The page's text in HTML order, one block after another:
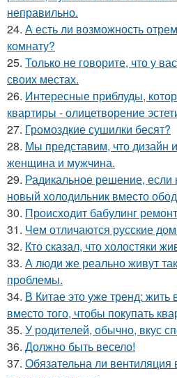
неправильно.
24. А есть ли возможность
комнату?
25. Только не говорите, что у
своих местах.
26. Интересные приблуды,
квартиры - олицетворение
27. Громоздкие сушилки бесят?
28. Мы представим, что дизайн
женщина и мужчина.
29. Радикальное решение, если
новый холодильник вместо
30. Происходит бабулинг
31. Чем отличаются русские
32. Кто сказал, что холостяки
33. А люди же реально живут
проблемы.
34. В Китае это уже тренд:
вместо того, чтобы покупать
35. У родителей, обычно, вкус
36. Должно быть весело!
37. Обязательна ли вентиляция